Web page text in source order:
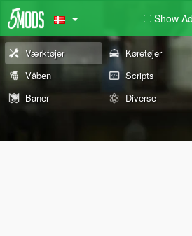
Show
Værktøjer Køretøjer
Våben
Scripts
Baner
Diverse